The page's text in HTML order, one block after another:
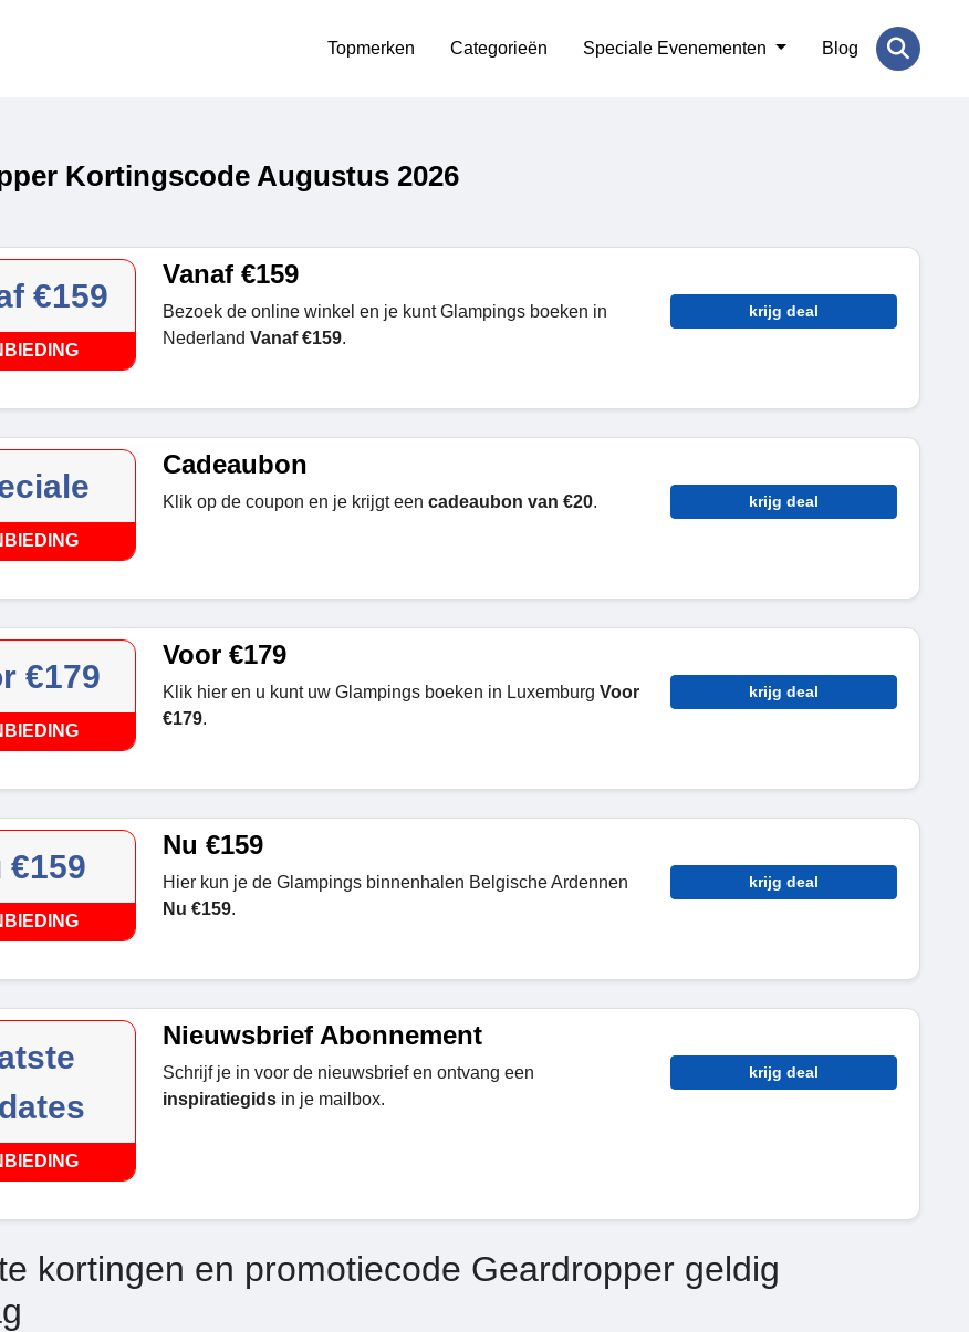
Topmerken Categorieën Speciale Evenementen Blog
Kortingscode Augustus 2026
€159
Vanaf €159
Bezoek de online winkel en je kunt Glampings boeken in
Nederland Vanaf €159.
krijg deal
Cadeaubon
Klik op de coupon en je krijgt een cadeaubon van €20. krijg deal
€179
Voor €179
Klik hier en u kunt uw Glampings boeken in Luxemburg Voor
€179.
krijg deal
€159
Nu €159
Hier kun je de Glampings binnenhalen Belgische Ardennen
Nu €159.
krijg deal
Nieuwsbrief Abonnement
Schrijf je in voor de nieuwsbrief en ontvang een
inspiratiegids in je mailbox.
krijg deal
kortingen en promotiecode Geardropper geldig